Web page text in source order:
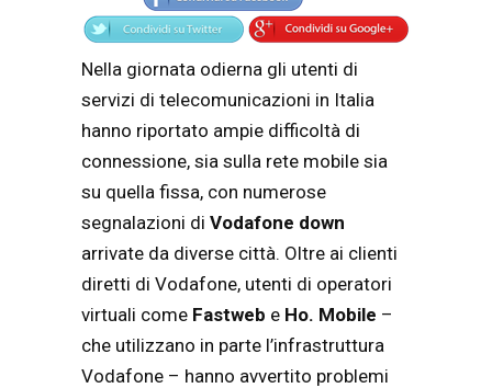
Nella giornata odierna gli utenti di
servizi di telecomunicazioni in Italia
hanno riportato ampie difficoltà di
connessione, sia sulla rete mobile sia
su quella fissa, con numerose
segnalazioni di Vodafone down
arrivate da diverse città. Oltre ai clienti
diretti di Vodafone, utenti di operatori
virtuali come Fastweb e Ho. Mobile –
che utilizzano in parte l’infrastruttura
Vodafone – hanno avvertito problemi